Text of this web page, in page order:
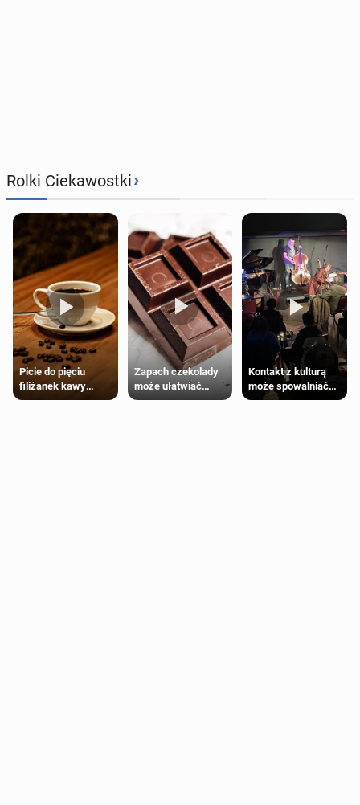
Rolki Ciekawostki›
Picie do pięciu
filiżanek kawy
dziennie jest
Zapach czekolady
może ułatwiać
trening siłowy
Kontakt z kulturą
może spowalniać
starzenie